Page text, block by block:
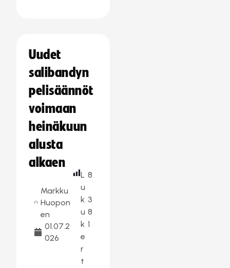
Uudet
salibandyn
pelisäännöt
voimaan
heinäkuun
alusta
alkaen
Markku
Huopon
en
01.07.2
026
L
u
k
u
k
e
r
t
8
3
8
1